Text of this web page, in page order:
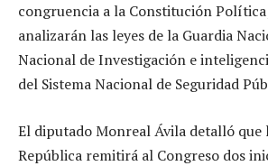
congruencia a la Constitución
analizarán las leyes de la Guardia
Nacional de Investigación e
del Sistema Nacional de Seguridad
El diputado Monreal Ávila detalló que
República remitirá al Congreso dos